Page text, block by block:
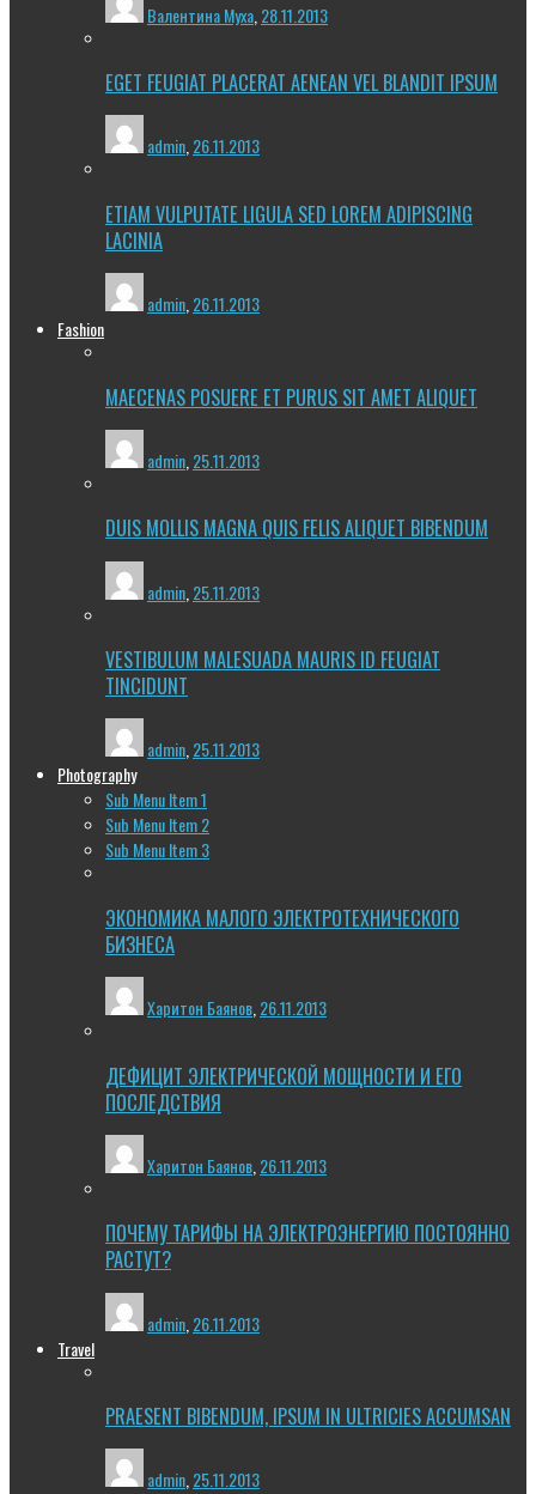
Валентина Муха 28.11.2013
EGET FEUGIAT PLACERAT AENEAN VEL BLANDIT IPSUM
admin,26.11.2013
ETIAM VULPUTATE LIGULA SED LOREM ADIPISCING
LACINIA
admin 26.11.2013
Fashion
MAECENAS POSUERE ET PURUS SIT AMET ALIQUET
admin 25.11.2013
DUIS MOLLIS MAGNA QUIS FELIS ALIQUET BIBENDUM
admin 25.11.2013
VESTIBULUM MALESUADA MAURIS ID FEUGIAT
TINCIDUNT
admin,25.11.2013
Photography
Sub Menu Item 1
Sub Menu Item 2
Sub Menu Item 3
ЭКОНОМИКА МАЛОГО ЭЛЕКТРОТЕХНИЧЕСКОГО
БИЗНЕСА
Харитон Баянов 26.11.2013
ДЕФИЦИТ ЭЛЕКТРИЧЕСКОЙ МОЩНОСТИ И ЕГО
ПОСЛЕДСТВИЯ
Харитон Баянов 26.11.2013
ПОЧЕМУ ТАРИФЫ НА ЭЛЕКТРОЭНЕРГИЮ ПОСТОЯННО
РАСТУТ?
admin 26.11.2013
Travel
PRAESENT BIBENDUM, IPSUM IN ULTRICIES ACCUMSAN
admin,25.11.2013